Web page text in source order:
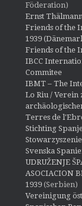
Föderation)
Ernst
Friends of the
1939
Friends of the
IBCC
Commitee
IBMT – The
Lo Riu / Verein
Terres de
Stichting
Svenska
UDRUŽENJE
ASOCIACION
1939(Serbien)
Vereinigung